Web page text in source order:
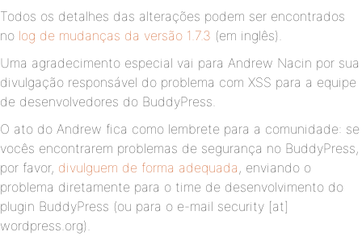
Todos os detalhes das alterações podem ser encontrados
no log de mudanças da versão 1.7.3 (em inglês).
Uma agradecimento especial vai para Andrew Nacin por sua
divulgação responsável do problema com XSS para a equipe
de desenvolvedores do BuddyPress.
O ato do Andrew fica como lembrete para a comunidade: se
vocês encontrarem problemas de segurança no BuddyPress,
por favor, divulguem de forma adequada , enviando o
problema diretamente para o time de desenvolvimento do
plugin BuddyPress (ou para o e-mail security [at]
wordpress.org).